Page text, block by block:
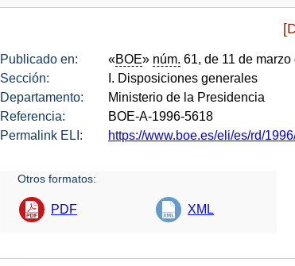
Publicado en: «BOE» núm. 61, de 11 de
Sección:
I. Disposiciones generales
Departamento:
Ministerio de la Presidencia
Referencia:
BOE-A-1996-5618
Permalink ELI:
https://www.boe.es/eli/es/rd/
Otros formatos:
PDF XML